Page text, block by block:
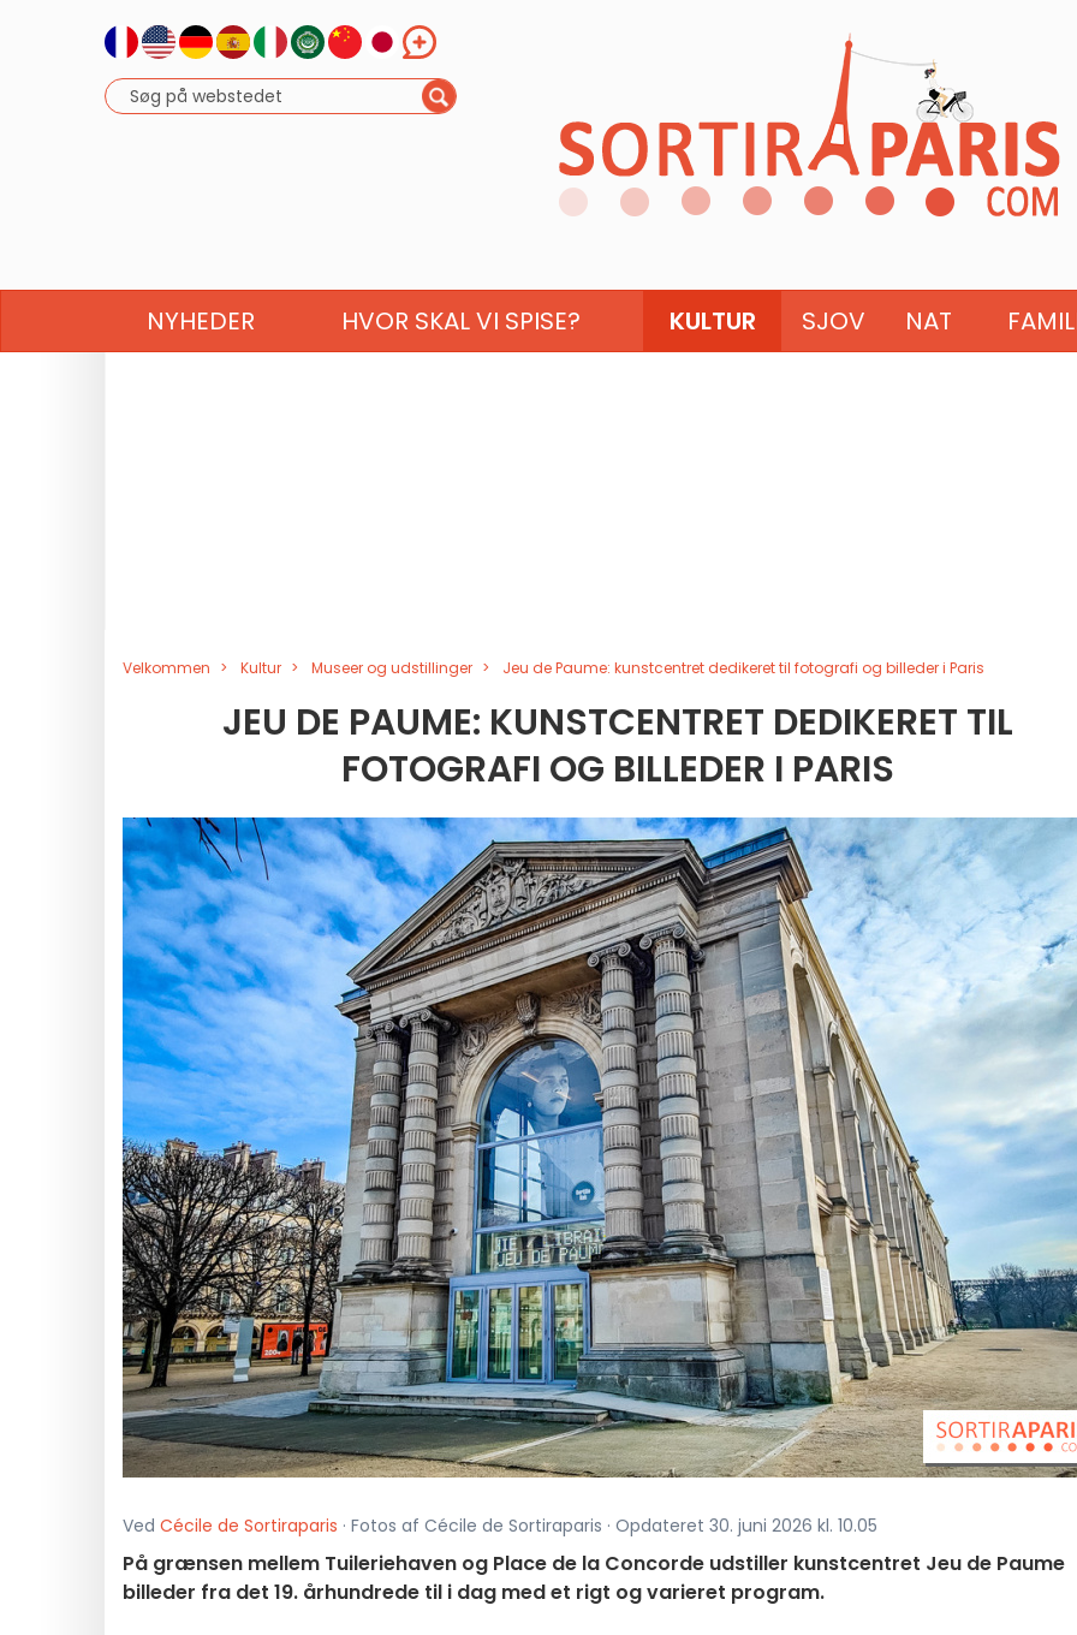
NYHEDER HVOR SKAL VI SPISE? KULTUR SJOV NAT
Velkommen Kultur Museer og udstillinger Jeu de Paume: kunstcentret dedikeret til fotografi og billeder i Paris
JEU DE PAUME: KUNSTCENTRET DEDIKERET TIL
FOTOGRAFI OG BILLEDER I PARIS
Ved Cécile de Sortiraparis · Fotos af Cécile de Sortiraparis · Opdateret 30. juni 2026 kl. 10.05
På grænsen mellem Tuileriehaven og Place de la Concorde udstiller kunstcentret Jeu de Paume
billeder fra det 19. århundrede til i dag med et rigt og varieret program.